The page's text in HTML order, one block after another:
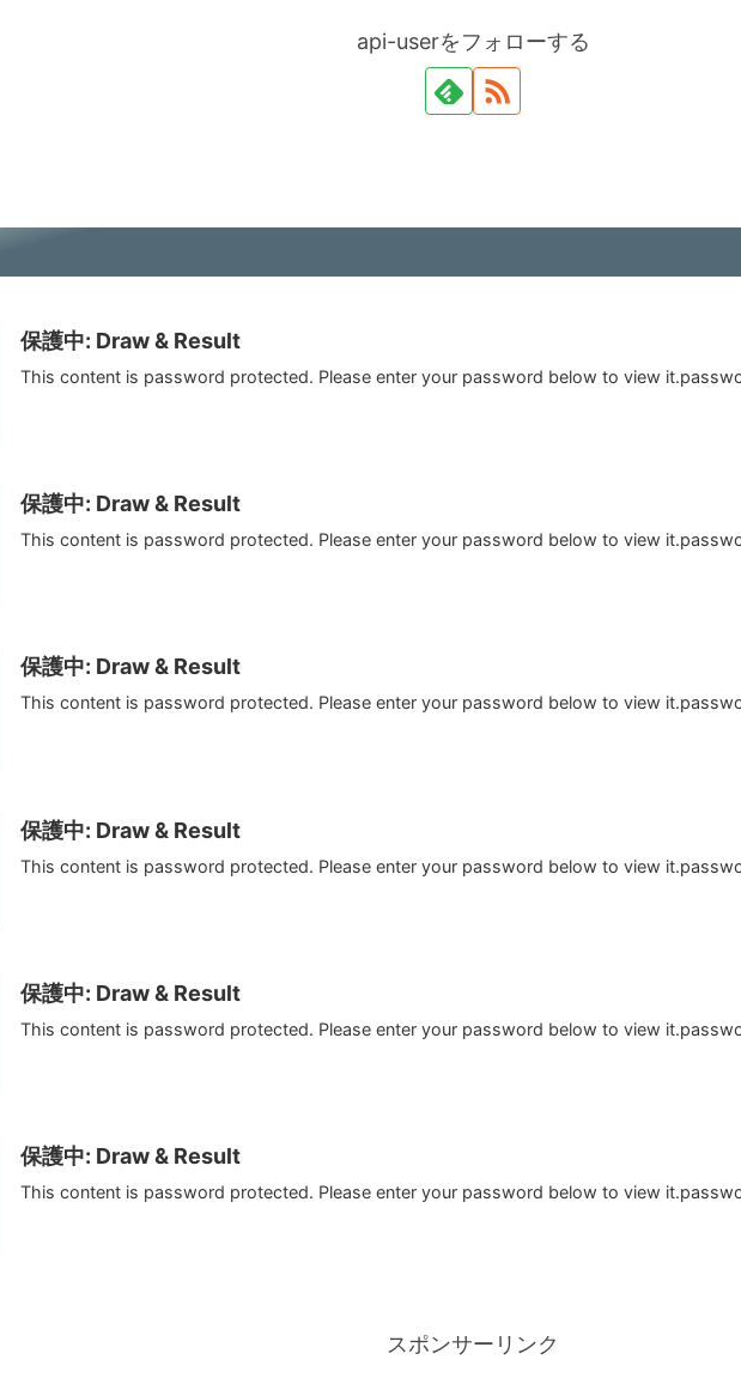
api-userをフォローする
保護中: Draw & Result
This content is password protected. Please enter your password below to view
保護中: Draw & Result
This content is password protected. Please enter your password below to view
保護中: Draw & Result
This content is password protected. Please enter your password below to view
保護中: Draw & Result
This content is password protected. Please enter your password below to view
保護中: Draw & Result
This content is password protected. Please enter your password below to view
保護中: Draw & Result
This content is password protected. Please enter your password below to view
スポンサーリンク